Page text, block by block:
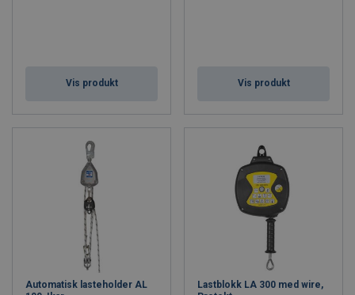
Vis produkt Vis produkt
Automatisk lasteholder AL
Lastblokk LA 300 med wire,